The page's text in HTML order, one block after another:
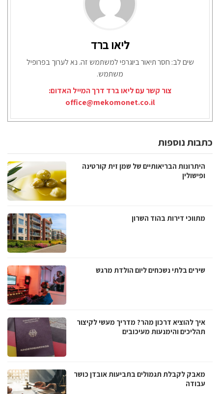
ליאו ברד
שים לב: חסר תיאור ביוגרפי למשתמש זה. נא לערוך בפרופיל
משתמש.
צור קשר עם ליאו ברד דרך המייל האדום:
office@mekomonet.co.il
כתבות נוספות
היתרונות הבריאותיים של שמן זית קורטינה
ופישולין
מתווכי דירות בהוד השרון
שירים בלתי נשכחים ליום הולדת מרגש
איך להוציא דרכון מהר? מדריך מעשי לקיצור
תהליכים והימנעות מעיכובים
מאבק לקבלת תגמולים בתביעות אובדן כושר
עבודה